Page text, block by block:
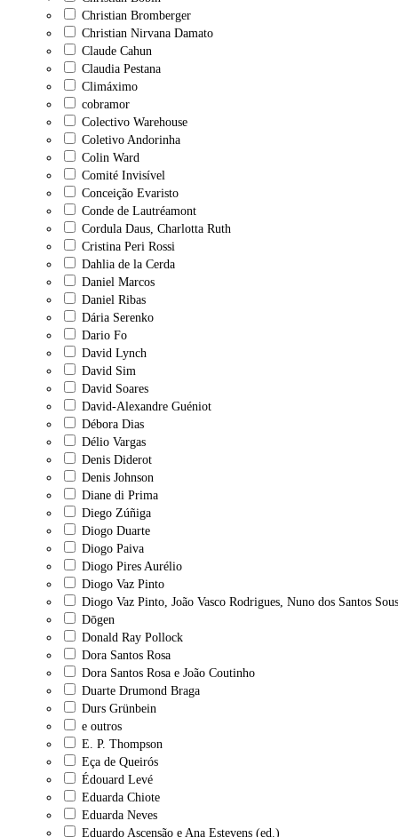
Christian Bromberger
Christian Nirvana Damato
Claude Cahun
Claudia Pestana
Climáximo
cobramor
Colectivo Warehouse
Coletivo Andorinha
Colin Ward
Comité Invisível
Conceição Evaristo
Conde de Lautréamont
Cordula Daus, Charlotta Ruth
Cristina Peri Rossi
Dahlia de la Cerda
Daniel Marcos
Daniel Ribas
Dária Serenko
Dario Fo
David Lynch
David Sim
David Soares
David-Alexandre Guéniot
Débora Dias
Délio Vargas
Denis Diderot
Denis Johnson
Diane di Prima
Diego Zúñiga
Diogo Duarte
Diogo Paiva
Diogo Pires Aurélio
Diogo Vaz Pinto
Diogo Vaz Pinto, João Vasco Rodrigues, Nuno dos Santos
Dōgen
Donald Ray Pollock
Dora Santos Rosa
Dora Santos Rosa e João Coutinho
Duarte Drumond Braga
Durs Grünbein
e outros
E. P. Thompson
Eça de Queirós
Édouard Levé
Eduarda Chiote
Eduarda Neves
Eduardo Ascensão e Ana Estevens (ed.)